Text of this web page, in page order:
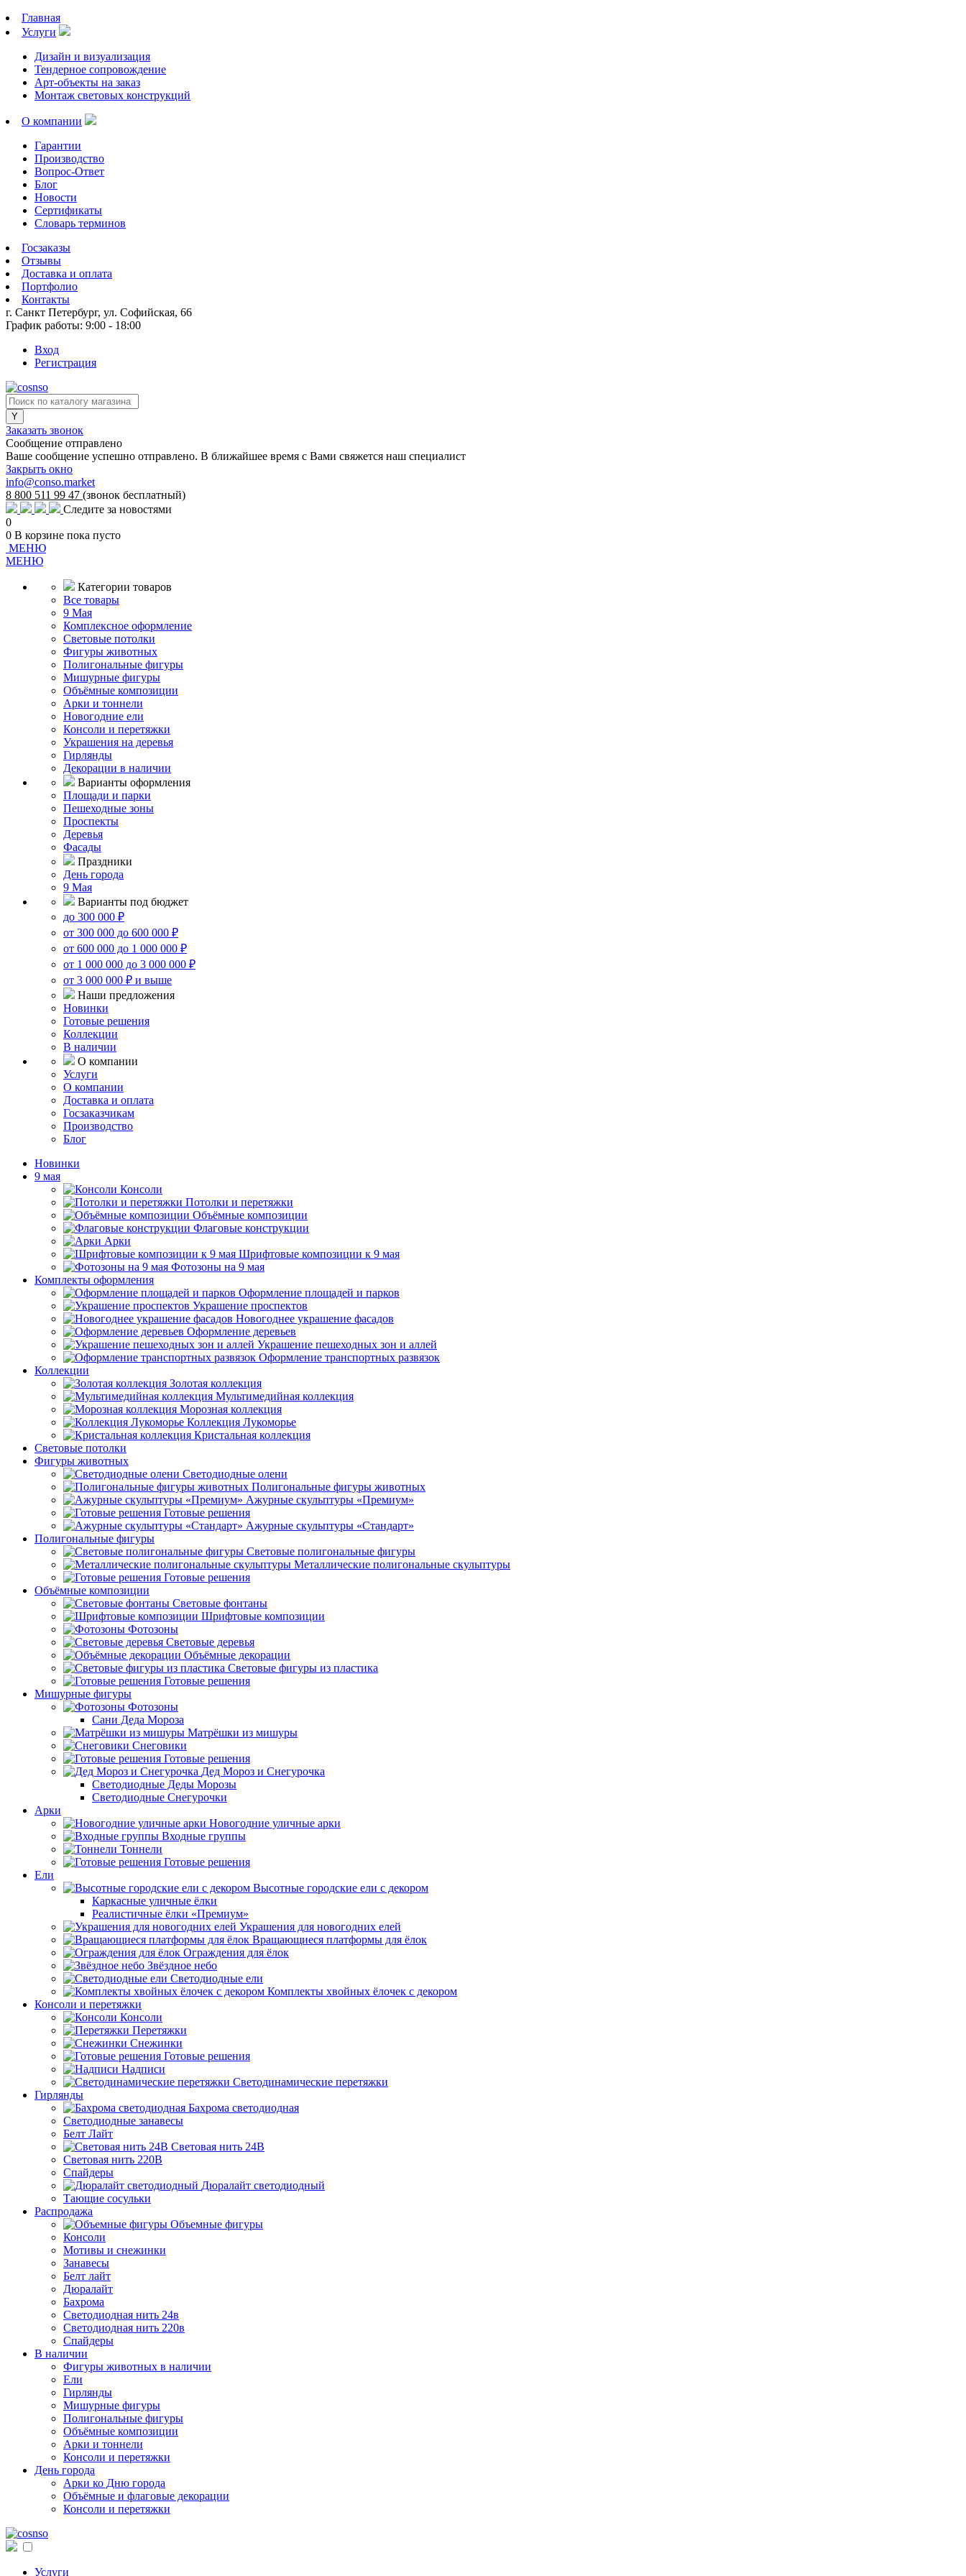
Главная
Услуги
Дизайн и визуализация
Тендерное сопровождение
Арт-объекты на заказ
Монтаж световых конструкций
О компании
Гарантии
Производство
Вопрос-Ответ
Блог
Новости
Сертификаты
Словарь терминов
Госзаказы
Отзывы
Доставка и оплата
Портфолио
Контакты
г. Санкт Петербург, ул. Софийская, 66
График работы: 9:00 - 18:00
Вход
Регистрация
Заказать звонок
Сообщение отправлено
Ваше сообщение успешно отправлено. В ближайшее время с Вами свяжется наш специалист
Закрыть окно
info@conso.market
8 800 511 99 47 (звонок бесплатный)
Следите за новостями
0
0 В корзине пока пусто
МЕНЮ
МЕНЮ
Категории товаров
Все товары
9 Мая
Комплексное оформление
Световые потолки
Фигуры животных
Полигональные фигуры
Мишурные фигуры
Объёмные композиции
Арки и тоннели
Новогодние ели
Консоли и перетяжки
Украшения на деревья
Гирлянды
Декорации в наличии
Варианты оформления
Площади и парки
Пешеходные зоны
Проспекты
Деревья
Фасады
Праздники
День города
9 Мая
Варианты под бюджет
до 300 000 ₽
от 300 000 до 600 000 ₽
от 600 000 до 1 000 000 ₽
от 1 000 000 до 3 000 000 ₽
от 3 000 000 ₽ и выше
Наши предложения
Новинки
Готовые решения
Коллекции
В наличии
О компании
Услуги
О компании
Доставка и оплата
Госзаказчикам
Производство
Блог
Новинки
9 мая
Консоли
Потолки и перетяжки
Объёмные композиции
Флаговые конструкции
Арки
Шрифтовые композиции к 9 мая
Фотозоны на 9 мая
Комплекты оформления
Оформление площадей и парков
Украшение проспектов
Новогоднее украшение фасадов
Оформление деревьев
Украшение пешеходных зон и аллей
Оформление транспортных развязок
Коллекции
Золотая коллекция
Мультимедийная коллекция
Морозная коллекция
Коллекция Лукоморье
Кристальная коллекция
Световые потолки
Фигуры животных
Светодиодные олени
Полигональные фигуры животных
Ажурные скульптуры «Премиум»
Готовые решения
Ажурные скульптуры «Стандарт»
Полигональные фигуры
Световые полигональные фигуры
Металлические полигональные скульптуры
Готовые решения
Объёмные композиции
Световые фонтаны
Шрифтовые композиции
Фотозоны
Световые деревья
Объёмные декорации
Световые фигуры из пластика
Готовые решения
Мишурные фигуры
Фотозоны
Сани Деда Мороза
Матрёшки из мишуры
Снеговики
Готовые решения
Дед Мороз и Снегурочка
Светодиодные Деды Морозы
Светодиодные Снегурочки
Арки
Новогодние уличные арки
Входные группы
Тоннели
Готовые решения
Ели
Высотные городские ели с декором
Каркасные уличные ёлки
Реалистичные ёлки «Премиум»
Украшения для новогодних елей
Вращающиеся платформы для ёлок
Ограждения для ёлок
Звёздное небо
Светодиодные ели
Комплекты хвойных ёлочек с декором
Консоли и перетяжки
Консоли
Перетяжки
Снежинки
Готовые решения
Надписи
Светодинамические перетяжки
Гирлянды
Бахрома светодиодная
Светодиодные занавесы
Белт Лайт
Световая нить 24В
Световая нить 220В
Спайдеры
Дюралайт светодиодный
Тающие сосульки
Распродажа
Объемные фигуры
Консоли
Мотивы и снежинки
Занавесы
Белт лайт
Дюралайт
Бахрома
Светодиодная нить 24в
Светодиодная нить 220в
Спайдеры
В наличии
Фигуры животных в наличии
Ели
Гирлянды
Мишурные фигуры
Полигональные фигуры
Объёмные композиции
Арки и тоннели
Консоли и перетяжки
День города
Арки ко Дню города
Объёмные и флаговые декорации
Консоли и перетяжки
Услуги